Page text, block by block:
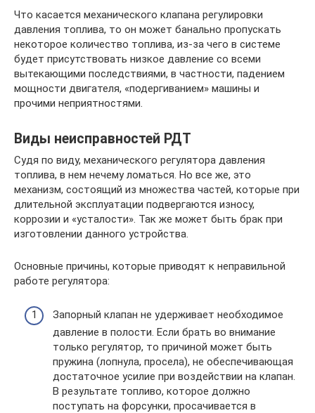
Что касается механического клапана регулировки
давления топлива, то он может банально пропускать
некоторое количество топлива, из-за чего в системе
будет присутствовать низкое давление со всеми
вытекающими последствиями, в частности, падением
мощности двигателя, «подергиванием» машины и
прочими неприятностями.
Виды неисправностей РДТ
Судя по виду, механического регулятора давления
топлива, в нем нечему ломаться. Но все же, это
механизм, состоящий из множества частей, которые при
длительной эксплуатации подвергаются износу,
коррозии и «усталости». Так же может быть брак при
изготовлении данного устройства.
Основные причины, которые приводят к неправильной
работе регулятора:
Запорный клапан не удерживает необходимое
давление в полости. Если брать во внимание
только регулятор, то причиной может быть
пружина (лопнула, просела), не обеспечивающая
достаточное усилие при воздействии на клапан.
В результате топливо, которое должно
поступать на форсунки, просачивается в